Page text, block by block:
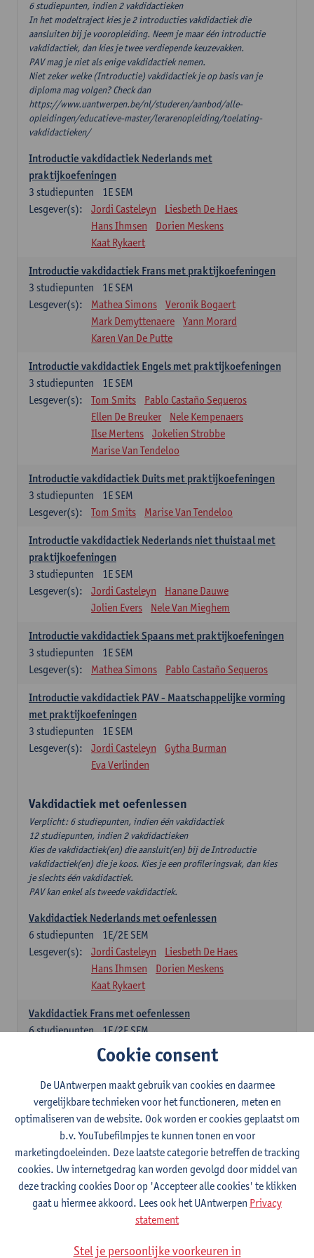
6 studiepunten, indien 2 vakdidactieken
In het modeltraject kies je 2 introducties vakdidactiek die
aansluiten bij je vooropleiding. Neem je maar één introductie
vakdidactiek, dan kies je twee verdiepende keuzevakken.
PAV mag je niet als enige vakdidactiek nemen.
Niet zeker welke (Introductie) vakdidactiek je op basis van je
diploma mag volgen? Check dan
https://www.uantwerpen.be/nl/studeren/aanbod/alle-
opleidingen/educatieve-master/lerarenopleiding/toelating-
vakdidactieken/
Introductie vakdidactiek Nederlands met
praktijkoefeningen
1E SEM
3 studiepunten
Lesgever(s):
Jordi Casteleyn
Liesbeth De Haes
Hans Ihmsen
Dorien Meskens
Kaat Rykaert
Introductie vakdidactiek Frans met praktijkoefeningen
1E SEM
3 studiepunten
Lesgever(s):
Mathea Simons
Veronik Bogaert
Mark Demyttenaere
Yann Morard
Karen Van De Putte
Introductie vakdidactiek Engels met praktijkoefeningen
1E SEM
3 studiepunten
Lesgever(s):
Tom Smits
Pablo Castaño Sequeros
Ellen De Breuker
Nele Kempenaers
Ilse Mertens
Jokelien Strobbe
Marise Van Tendeloo
Introductie vakdidactiek Duits met praktijkoefeningen
1E SEM
3 studiepunten
Lesgever(s):
Tom Smits Marise Van Tendeloo
Introductie vakdidactiek Nederlands niet thuistaal met
praktijkoefeningen
1E SEM
3 studiepunten
Lesgever(s):
Jordi Casteleyn
Hanane Dauwe
Jolien Evers
Nele Van Mieghem
Introductie vakdidactiek Spaans met praktijkoefeningen
1E SEM
3 studiepunten
Lesgever(s):
Mathea Simons Pablo Castaño Sequeros
Introductie vakdidactiek PAV - Maatschappelijke vorming
met praktijkoefeningen
1E SEM
3 studiepunten
Lesgever(s):
Jordi Casteleyn
Gytha Burman
Eva Verlinden
Vakdidactiek met oefenlessen
Verplicht: 6 studiepunten, indien één vakdidactiek
12 studiepunten, indien 2 vakdidactieken
Kies de vakdidactiek(en) die aansluit(en) bij de Introductie
vakdidactiek(en) die je koos. Kies je een profileringsvak, dan kies
je slechts één vakdidactiek.
PAV kan enkel als tweede vakdidactiek.
Vakdidactiek Nederlands met oefenlessen
1E/2E SEM
6 studiepunten
Lesgever(s):
Jordi Casteleyn
Liesbeth De Haes
Hans Ihmsen
Dorien Meskens
Kaat Rykaert
Vakdidactiek Frans met oefenlessen
1E/2E SEM
6studiepunten
Mathea Simons
Veronik Bogaert
Mark Demyttenaere
Yann Morard
Karen Van De Putte
Vakdidactiek Engels met oefenlessen
1E/2E SEM
6studiepunten
Lesgever(s):
Tom Smits
Ellen De Breuker
Nele Kempenaers
Joke Prinsen
Vakdidactiek Duits met oefenlessen
1E/2E SEM
6studiepunten
Tom Smits Marise Van Tendeloo
Vakdidactiek Nederlands niet-thuistaal met oefenlessen
Cookie consent
De UAntwerpen maakt gebruik van cookies en daarmee
vergelijkbare technieken voor het functioneren, meten en
optimaliseren van de website. Ook worden er cookies geplaatst om
b.v. YouTubefilmpjes te kunnen tonen en voor
marketingdoeleinden. Deze laatste categorie betreffen de tracking
cookies. Uw internetgedrag kan worden gevolgd door middel van
deze tracking cookies Door op 'Accepteer alle cookies' te klikken
gaat u hiermee akkoord. Lees ook het UAntwerpen Privacy
statement
Stel je persoonlijke voorkeuren in